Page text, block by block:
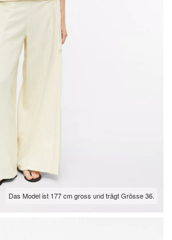
Das Model ist 177 cm gross und trägt Grösse 36.